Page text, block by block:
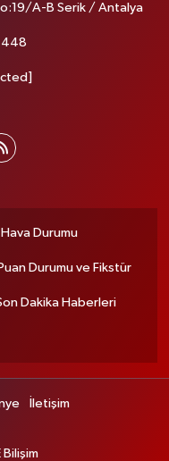
A-B Serik / Antalya
Hava Durumu
Puan Durumu ve Fikstür
Dakika Haberleri
İletişim
Bilişim